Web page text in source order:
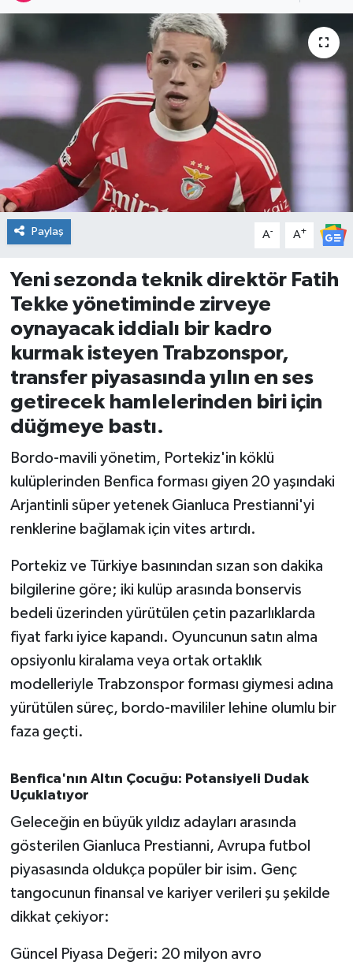
Paylaş A- A+
Yeni sezonda teknik direktör Fatih
Tekke yönetiminde zirveye
oynayacak iddialı bir kadro
kurmak isteyen Trabzonspor,
transfer piyasasında yılın en ses
getirecek hamlelerinden biri için
düğmeye bastı.
Bordo-mavili yönetim, Portekiz'in köklü
kulüplerinden Benfica forması giyen 20 yaşındaki
Arjantinli süper yetenek Gianluca Prestianni'yi
renklerine bağlamak için vites artırdı.
Portekiz ve Türkiye basınından sızan son dakika
bilgilerine göre; iki kulüp arasında bonservis
bedeli üzerinden yürütülen çetin pazarlıklarda
fiyat farkı iyice kapandı. Oyuncunun satın alma
opsiyonlu kiralama veya ortak ortaklık
modelleriyle Trabzonspor forması giymesi adına
yürütülen süreç, bordo-mavililer lehine olumlu bir
faza geçti.
Benfica'nın Altın Çocuğu: Potansiyeli Dudak
Uçuklatıyor
Geleceğin en büyük yıldız adayları arasında
gösterilen Gianluca Prestianni, Avrupa futbol
piyasasında oldukça popüler bir isim. Genç
tangocunun finansal ve kariyer verileri şu şekilde
dikkat çekiyor:
Güncel Piyasa Değeri: 20 milyon avro
EĞİTİM
EKONOMİ
Erdek
Gömeç
Gönen
İvrindi
KENT GÜNDEMİ
Kepsut
KÜLTÜR-SANAT
MAGAZİN
MANŞET
OLAY
OTOMOTİV
Resmi İlanlar
SAĞLIK
SEYAHAT
SİYASET
Sındırgı
SPOR
SÜRMANŞET